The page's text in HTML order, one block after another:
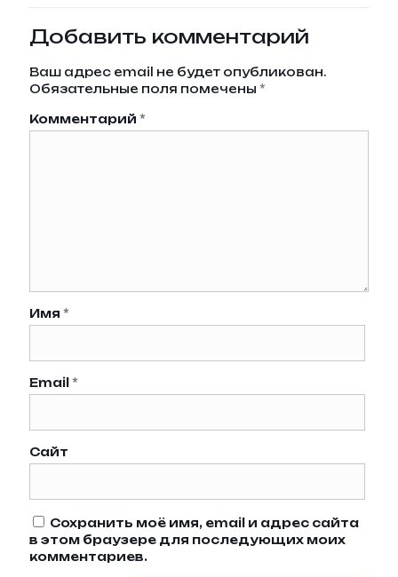
Добавить комментарий
Ваш адрес email не будет опубликован.
Обязательные поля помечены *
Комментарий *
Имя *
Email *
Сайт
Сохранить моё имя, email и адрес сайта
в этом браузере для последующих моих
комментариев.